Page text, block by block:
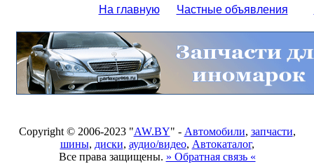
На главную Частные объявления
Copyright © 2006-2023 "AW.BY" - Автомобили, запчасти,
шины, диски, аудио/видео, Автокаталог,
Все права защищены. » Обратная связь «